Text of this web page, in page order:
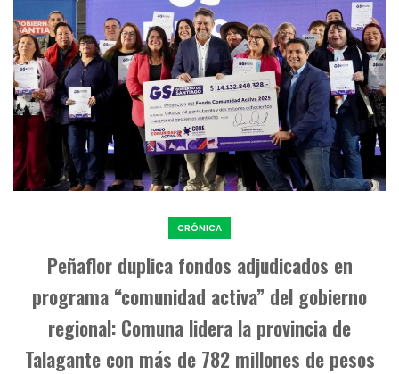
CRÓNICA
Peñaflor duplica fondos adjudicados en
programa “comunidad activa” del gobierno
regional: Comuna lidera la provincia de
Talagante con más de 782 millones de pesos